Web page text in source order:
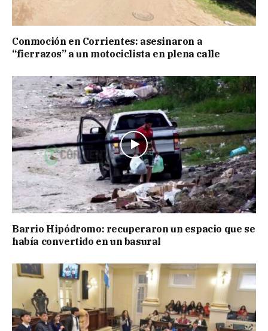
Conmoción en Corrientes: asesinaron a
“fierrazos” a un motociclista en plena calle
Barrio Hipódromo: recuperaron un espacio que se
había convertido en un basural